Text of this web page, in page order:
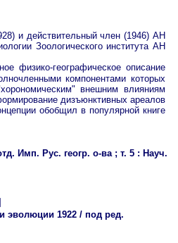
и действительный член (1946) АН
Зоологического института АН
физико-географическое описание
компонентами которых
внешним влияниям
дизъюнктивных ареалов
обобщил в популярной книге
Имп. Рус. геогр. о-ва ; т. 5 : Науч.
эволюции 1922 / под ред.